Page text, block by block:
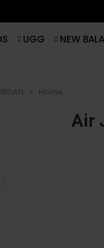
NEW
UGG
Home
Air